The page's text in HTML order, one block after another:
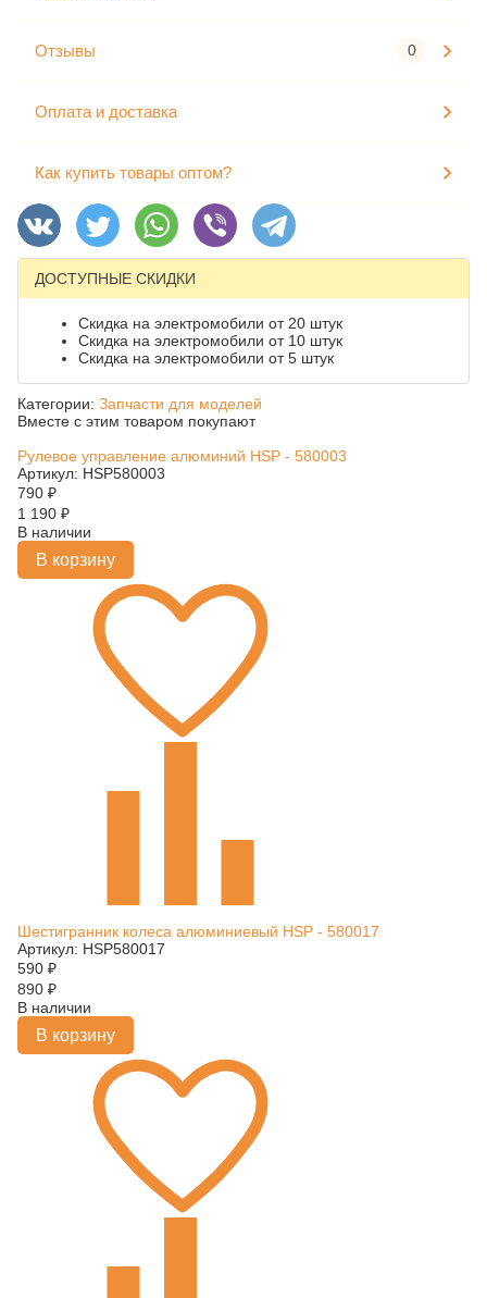
Отзывы 0
Оплата и доставка
Как купить товары оптом?
ДОСТУПНЫЕ СКИДКИ
Скидка на электромобили от 20 штук
Скидка на электромобили от 10 штук
Скидка на электромобили от 5 штук
Категории: Запчасти для моделей
Вместе с этим товаром покупают
Рулевое управление алюминий HSP - 580003
Артикул: HSP580003
790 ₽
1 190 ₽
В наличии
В корзину
Шестигранник колеса алюминиевый HSP - 580017
Артикул: HSP580017
590 ₽
890 ₽
В наличии
В корзину